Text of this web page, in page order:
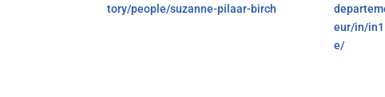
tory/people/suzanne-pilaar-birch
eur/in/
e/